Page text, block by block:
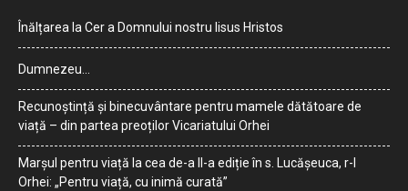
Înălțarea la Cer a Domnului nostru Iisus Hristos
Dumnezeu…
Recunoștință și binecuvântare pentru mamele dătătoare de
viață – din partea preoților Vicariatului Orhei
Marșul pentru viață la cea de-a II-a ediție în s. Lucășeuca, r-l
Orhei: „Pentru viață, cu inimă curată”